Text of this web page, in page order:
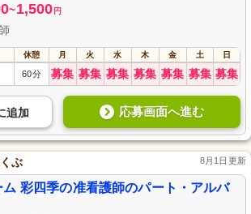
~1,500 円
休憩 月 火 水 木 金 土 日
60分 募集 募集 募集 募集 募集 募集 募集
追加 応募画面へ進む
ぶ 8月1日更新
彩四季の准看護師のパート・アルバ